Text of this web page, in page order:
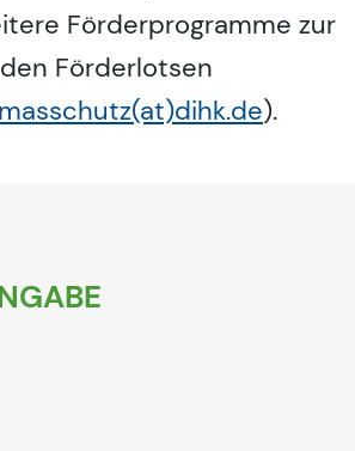
Förderprogramme zur
Förderlotsen
).